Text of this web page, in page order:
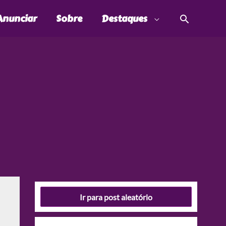
Sobre Destaques
Ir para post aleatório